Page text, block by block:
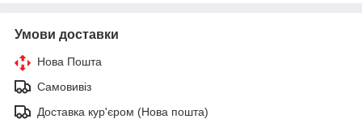
Умови доставки
Нова Пошта
Самовивіз
Доставка кур'єром (Нова пошта)